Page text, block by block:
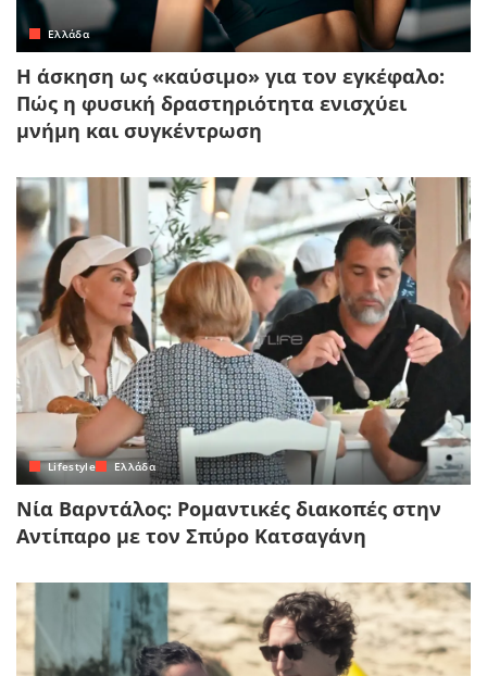
Ελλάδα
Η άσκηση ως «καύσιμο» για τον εγκέφαλο:
Πώς η φυσική δραστηριότητα ενισχύει
μνήμη και συγκέντρωση
Lifestyle Ελλάδα
Νία Βαρντάλος: Ρομαντικές διακοπές στην
Αντίπαρο με τον Σπύρο Κατσαγάνη